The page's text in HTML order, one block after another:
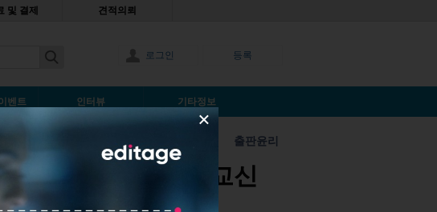
및 결제 견적의뢰
로그인 등록
벤트 인터뷰 기타정보
출판윤리
공저자로 지정한 교신
×